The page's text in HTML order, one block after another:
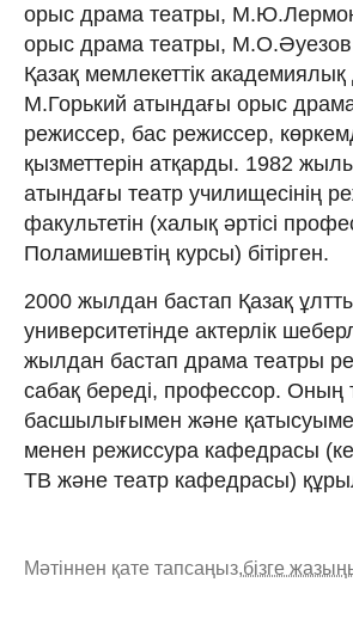
орыс драма театры,
орыс драма театры,
Қазақ мемлекеттік
М.Горький атындағы орыс драма
режиссер, бас режиссер,
қызметтерін атқарды. 1982
атындағы театр училищесінің
факультетін (халық әртісі
Поламишевтің курсы) бітірген.
2000 жылдан бастап Қазақ
университетінде актерлік
жылдан бастап драма театры
сабақ береді, профессор. Оның
басшылығымен және
менен режиссура кафедрасы
ТВ және театр кафедрасы)
Мәтіннен қате тапсаңыз,бізге